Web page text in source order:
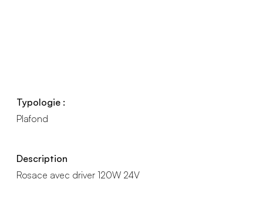
Typologie :
Plafond
Description
Rosace avec driver 120W 24V